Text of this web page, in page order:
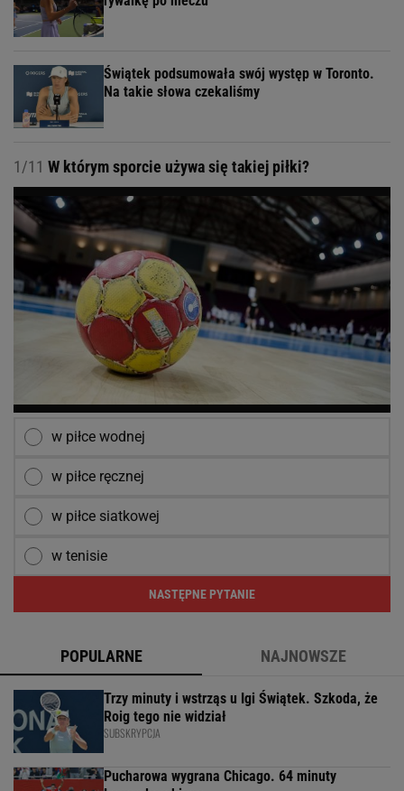
Świątek podsumowała swój występ w Toronto.
Na takie słowa czekaliśmy
1/11 W którym sporcie używa się takiej piłki?
w piłce wodnej
w piłce ręcznej
w piłce siatkowej
w tenisie
NASTĘPNE PYTANIE
POPULARNE NAJNOWSZE
Trzy minuty i wstrząs u Igi Świątek. Szkoda, że
Roig tego nie widział
SUBSKRYPCJA
Pucharowa wygrana Chicago. 64 minuty